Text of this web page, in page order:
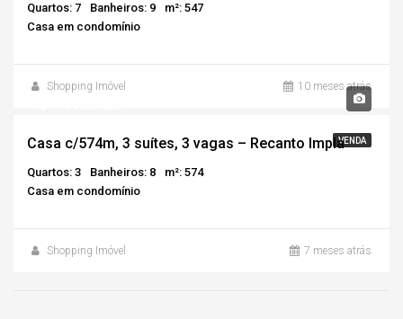
Quartos: 7 Banheiros: 9
m²: 547
Casa em condomínio
Shopping Imóvel 10 meses atrás
VENDA
Casa c/574m, 3 suítes, 3 vagas – Recanto Impla
Quartos: 3 Banheiros: 8
m²: 574
Casa em condomínio
Shopping Imóvel 7 meses atrás